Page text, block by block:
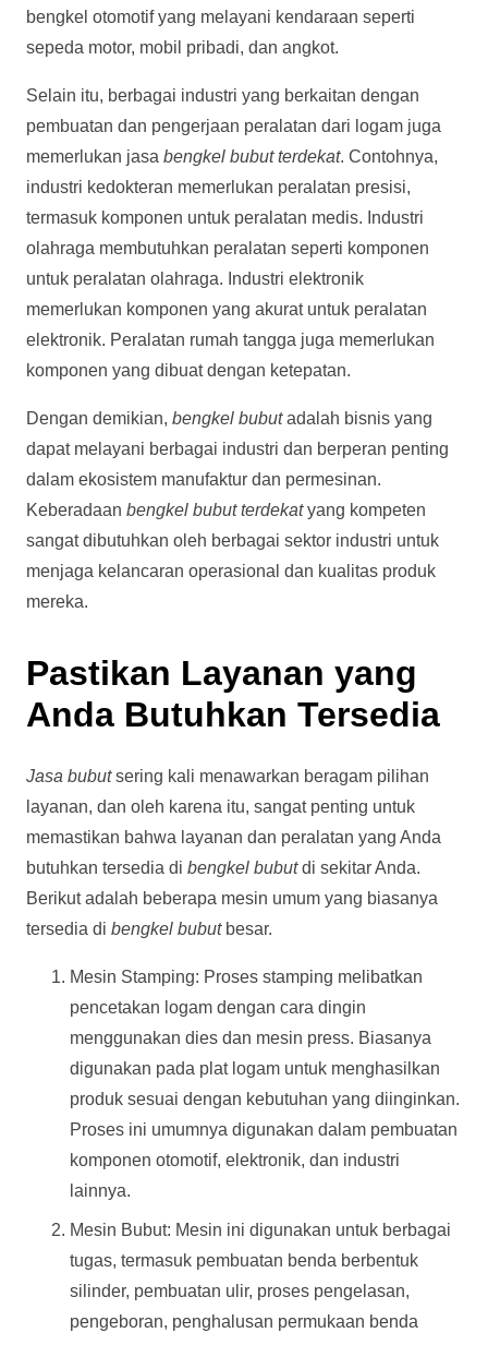
bengkel otomotif yang melayani kendaraan seperti
sepeda motor, mobil pribadi, dan angkot.
Selain itu, berbagai industri yang berkaitan dengan
pembuatan dan pengerjaan peralatan dari logam juga
memerlukan jasa bengkel bubut terdekat. Contohnya,
industri kedokteran memerlukan peralatan presisi,
termasuk komponen untuk peralatan medis. Industri
olahraga membutuhkan peralatan seperti komponen
untuk peralatan olahraga. Industri elektronik
memerlukan komponen yang akurat untuk peralatan
elektronik. Peralatan rumah tangga juga memerlukan
komponen yang dibuat dengan ketepatan.
Dengan demikian, bengkel bubutadalah bisnis yang
dapat melayani berbagai industri dan berperan penting
dalam ekosistem manufaktur dan permesinan.
Keberadaan bengkel bubut terdekatyang kompeten
sangat dibutuhkan oleh berbagai sektor industri untuk
menjaga kelancaran operasional dan kualitas produk
mereka.
Pastikan Layanan yang
Anda Butuhkan Tersedia
Jasa bubutsering kali menawarkan beragam pilihan
layanan, dan oleh karena itu, sangat penting untuk
memastikan bahwa layanan dan peralatan yang Anda
butuhkan tersedia di bengkel bubutdi sekitar Anda.
Berikut adalah beberapa mesin umum yang biasanya
tersedia di bengkel bubutbesar.
Mesin Stamping: Proses stamping melibatkan
pencetakan logam dengan cara dingin
menggunakan dies dan mesin press. Biasanya
digunakan pada plat logam untuk menghasilkan
produk sesuai dengan kebutuhan yang diinginkan.
Proses ini umumnya digunakan dalam pembuatan
komponen otomotif, elektronik, dan industri
lainnya.
Mesin Bubut: Mesin ini digunakan untuk berbagai
tugas, termasuk pembuatan benda berbentuk
silinder, pembuatan ulir, proses pengelasan,
pengeboran, penghalusan permukaan benda